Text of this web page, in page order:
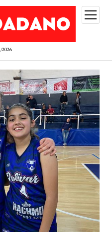
2026
abrir
menú